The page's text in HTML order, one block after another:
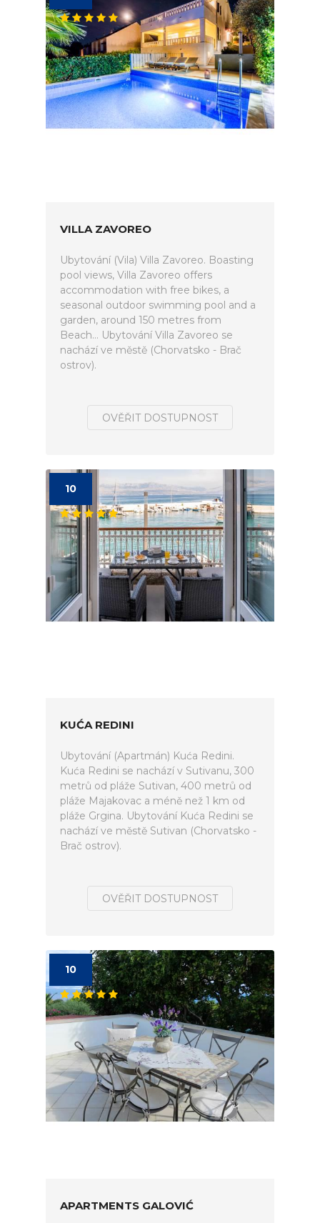
VILLA ZAVOREO
Ubytování (Vila) Villa Zavoreo. Boasting
pool views, Villa Zavoreo offers
accommodation with free bikes, a
seasonal outdoor swimming pool and a
garden, around 150 metres from
Beach... Ubytování Villa Zavoreo se
nachází ve městě (Chorvatsko - Brač
ostrov).
OVĚŘIT DOSTUPNOST
10
KUĆA REDINI
Ubytování (Apartmán) Kuća Redini.
Kuća Redini se nachází v Sutivanu, 300
metrů od pláže Sutivan, 400 metrů od
pláže Majakovac a méně než 1 km od
pláže Grgina. Ubytování Kuća Redini se
nachází ve městě Sutivan (Chorvatsko -
Brač ostrov).
OVĚŘIT DOSTUPNOST
10
APARTMENTS GALOVIĆ